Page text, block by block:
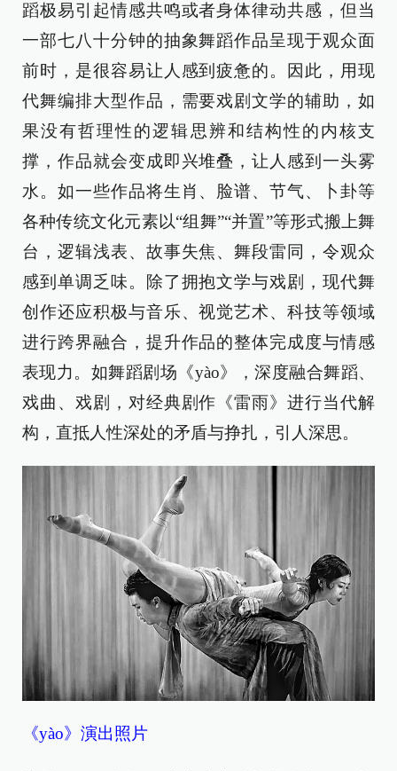
蹈极易引起情感共鸣或者身体律动共感，但当
一部七八十分钟的抽象舞蹈作品呈现于观众面
前时，是很容易让人感到疲惫的。因此，用现
代舞编排大型作品，需要戏剧文学的辅助，如
果没有哲理性的逻辑思辨和结构性的内核支
撑，作品就会变成即兴堆叠，让人感到一头雾
水。如一些作品将生肖、脸谱、节气、卜卦等
各种传统文化元素以“组舞”“并置”等形式搬上舞
台，逻辑浅表、故事失焦、舞段雷同，令观众
感到单调乏味。除了拥抱文学与戏剧，现代舞
创作还应积极与音乐、视觉艺术、科技等领域
进行跨界融合，提升作品的整体完成度与情感
表现力。如舞蹈剧场《yào》，深度融合舞蹈、
戏曲、戏剧，对经典剧作《雷雨》进行当代解
构，直抵人性深处的矛盾与挣扎，引人深思。
《yào》演出照片